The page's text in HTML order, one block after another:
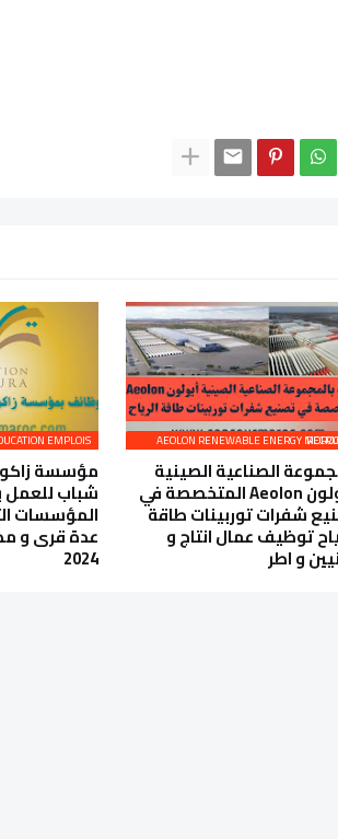
AEOLON RENEWABLE ENERGY
الصناعية الصينية
أيولون Aeolon المتخصصة في
شفرات توربينات طاقة
توظيف عمال انتاج و
و اطر
EMPLOIS
مؤسسة
شباب للعمل
المؤسسات
عدة قرى و
2024